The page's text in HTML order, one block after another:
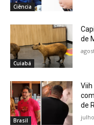
Ciência
Cuiabá
de
Brasil
de